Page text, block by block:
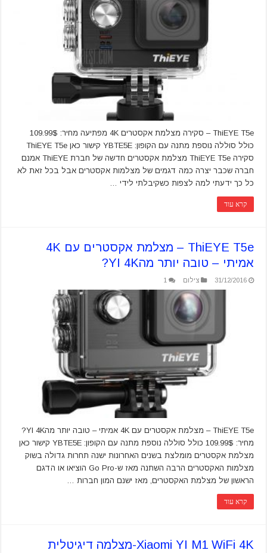
ThiEYE T5e – סקירה מצלמת אקסטרים 4K מפתיעה מחיר: 109.99$
כולל סוללה נוספת מתנה עם הקופון: YBTE5E קישור כאן ThiEYE T5e
סקירה ThiEYE T5e מצלמת אקסטרים חדשה של חברת ThiEYE אמנם
חברה שכבר יצרה כמה דגמים של מצלמות אקסטרים אבל בכל זאת לא
כל כך ידעתי למה לצפות כשקיבלתי לידי …
קרא עוד
ThiEYE T5e – מצלמת אקסטרים עם 4K
אמיתי – טובה יותר מהYI 4K?
31/12/2016 צילום 1
ThiEYE T5e – מצלמת אקסטרים עם 4K אמיתי – טובה יותר מהYI 4K?
מחיר: 109.99$ כולל סוללה נוספת מתנה עם הקופון: YBTE5E קישור כאן
מצלמת אקסטרים מומלצת בשנים האחרונות ישנה תחרות גדולה בשוק
מצלמות האקסטרים הרבה השתנה מאז ש-Go Pro הוציאו או הדגם
הראשון של מצלמת האקסטרים, מאז ישנם המון חברות …
קרא עוד
Xiaomi YI M1 WiFi 4K-מצלמה דיגיטלית